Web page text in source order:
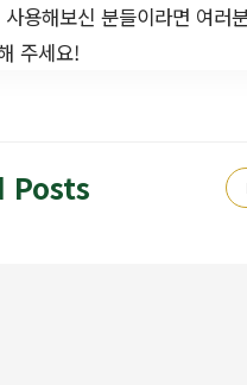
용해보신 분들이라면 여러
주세요!
Posts